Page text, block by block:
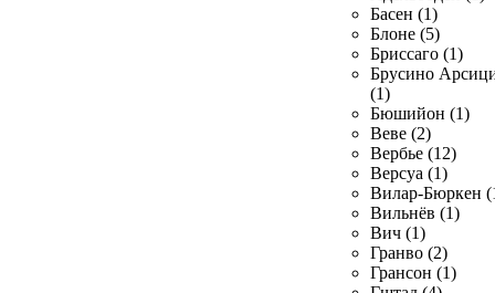
Басен (1)
Блоне (5)
Бриссаго (1)
Брусино
(1)
Бюшийон (1)
Веве (2)
Вербье (12)
Версуа (1)
Вилар-Бюркен
Вильнёв (1)
Вич (1)
Гранво (2)
Грансон (1)